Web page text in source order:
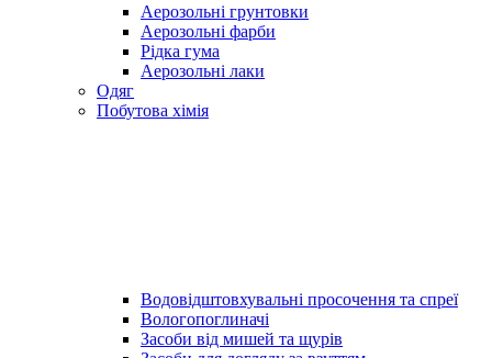
Аерозольні грунтовки
Аерозольні фарби
Рідка гума
Аерозольні лаки
Одяг
Побутова хімія
Водовідштовхувальні просочення та спреї
Вологопоглиначі
Засоби від мишей та щурів